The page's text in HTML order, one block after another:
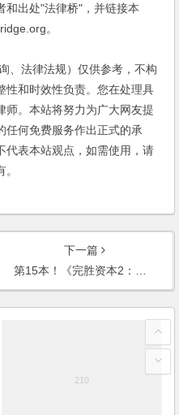
和出处"法律桥"，并链接本
。
法律法规）仅供参考，不构
性和时效性负责。您在处理具
师。本站将努力为广大网友提
任何免费服务作出正式的承
代表本站观点，如需使用，请
下一篇
第15本！《完胜资本2：公司投融资模式流程完全操作指南》（第四版）出版